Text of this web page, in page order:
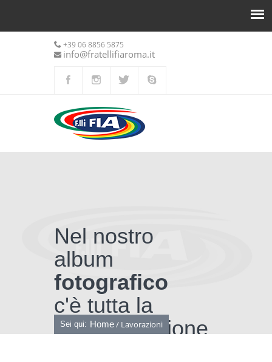
+39 06 8856 5875
info@fratellifiaroma.it
Nel nostro
album
fotografico
c'è tutta la
nostra passione
Tu sei qui
Sei qui: Home/ Lavorazioni